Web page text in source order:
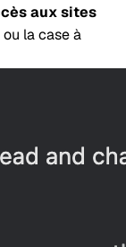
aux sites
la case à